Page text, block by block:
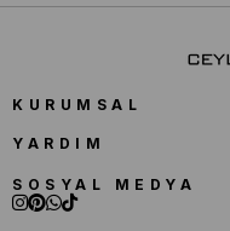
KURUMSAL
YARDIM
SOSYAL MEDYA